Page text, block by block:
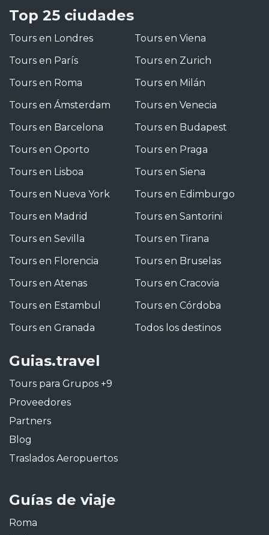
Top 25 ciudades
Tours en Londres
Tours en París
Tours en Roma
Tours en Ámsterdam
Tours en Barcelona
Tours en Oporto
Tours en Lisboa
Tours en Nueva York
Tours en Madrid
Tours en Sevilla
Tours en Florencia
Tours en Atenas
Tours en Estambul
Tours en Granada
Tours en Viena
Tours en Zurich
Tours en Milán
Tours en Venecia
Tours en Budapest
Tours en Praga
Tours en Siena
Tours en Edimburgo
Tours en Santorini
Tours en Tirana
Tours en Bruselas
Tours en Cracovia
Tours en Córdoba
Todos los destinos
Guias.travel
Tours para Grupos +9
Proveedores
Partners
Blog
Traslados Aeropuertos
Guías de viaje
Roma